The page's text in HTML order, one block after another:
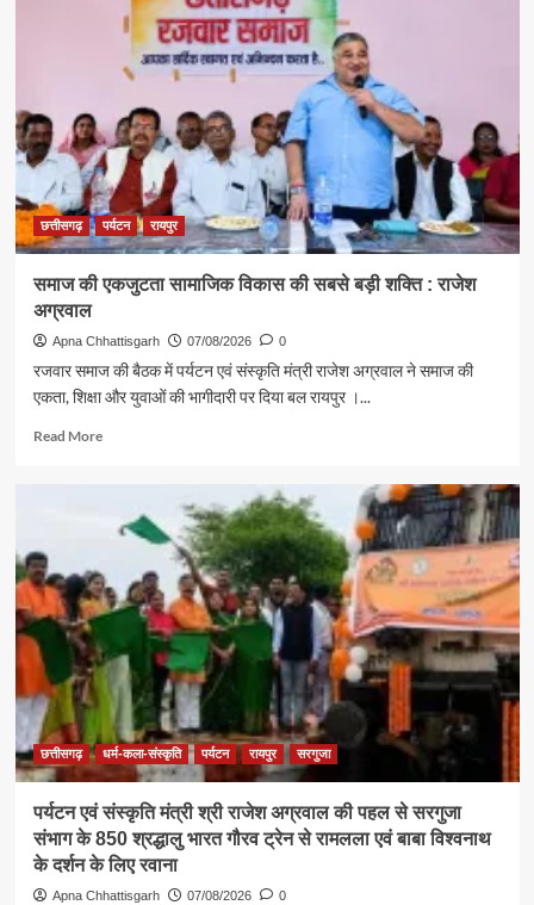
संस्कृति
राजेश
अग्रवाल
दिया
स्वदेशी
अपनाने
का
संदेश
छत्तीसगढ़ पर्यटन रायपुर
समाज की एकजुटता सामाजिक विकास की सबसे बड़ी शक्ति : राजेश
अग्रवाल
Apna Chhattisgarh 07/08/2026 0
रजवार समाज की बैठक में पर्यटन एवं संस्कृति मंत्री राजेश अग्रवाल ने समाज की
एकता, शिक्षा और युवाओं की भागीदारी पर दिया बल रायपुर ।...
Read MoreRead
एकजुटता
सामाजिक
विकास
की
बड़ी
शक्ति
राजेश
अग्रवाल
छत्तीसगढ़ धर्म-कला-संस्कृति पर्यटन रायपुर सरगुजा
पर्यटन एवं संस्कृति मंत्री श्री राजेश अग्रवाल की पहल से सरगुजा
संभाग के 850 श्रद्धालु भारत गौरव ट्रेन से रामलला एवं बाबा विश्वनाथ
के दर्शन के लिए रवाना
Apna Chhattisgarh 07/08/2026 0